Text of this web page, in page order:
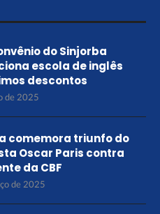
do Sinjorba
escola de inglês
descontos
de 2025
comemora triunfo do
Oscar Paris contra
da CBF
de 2025